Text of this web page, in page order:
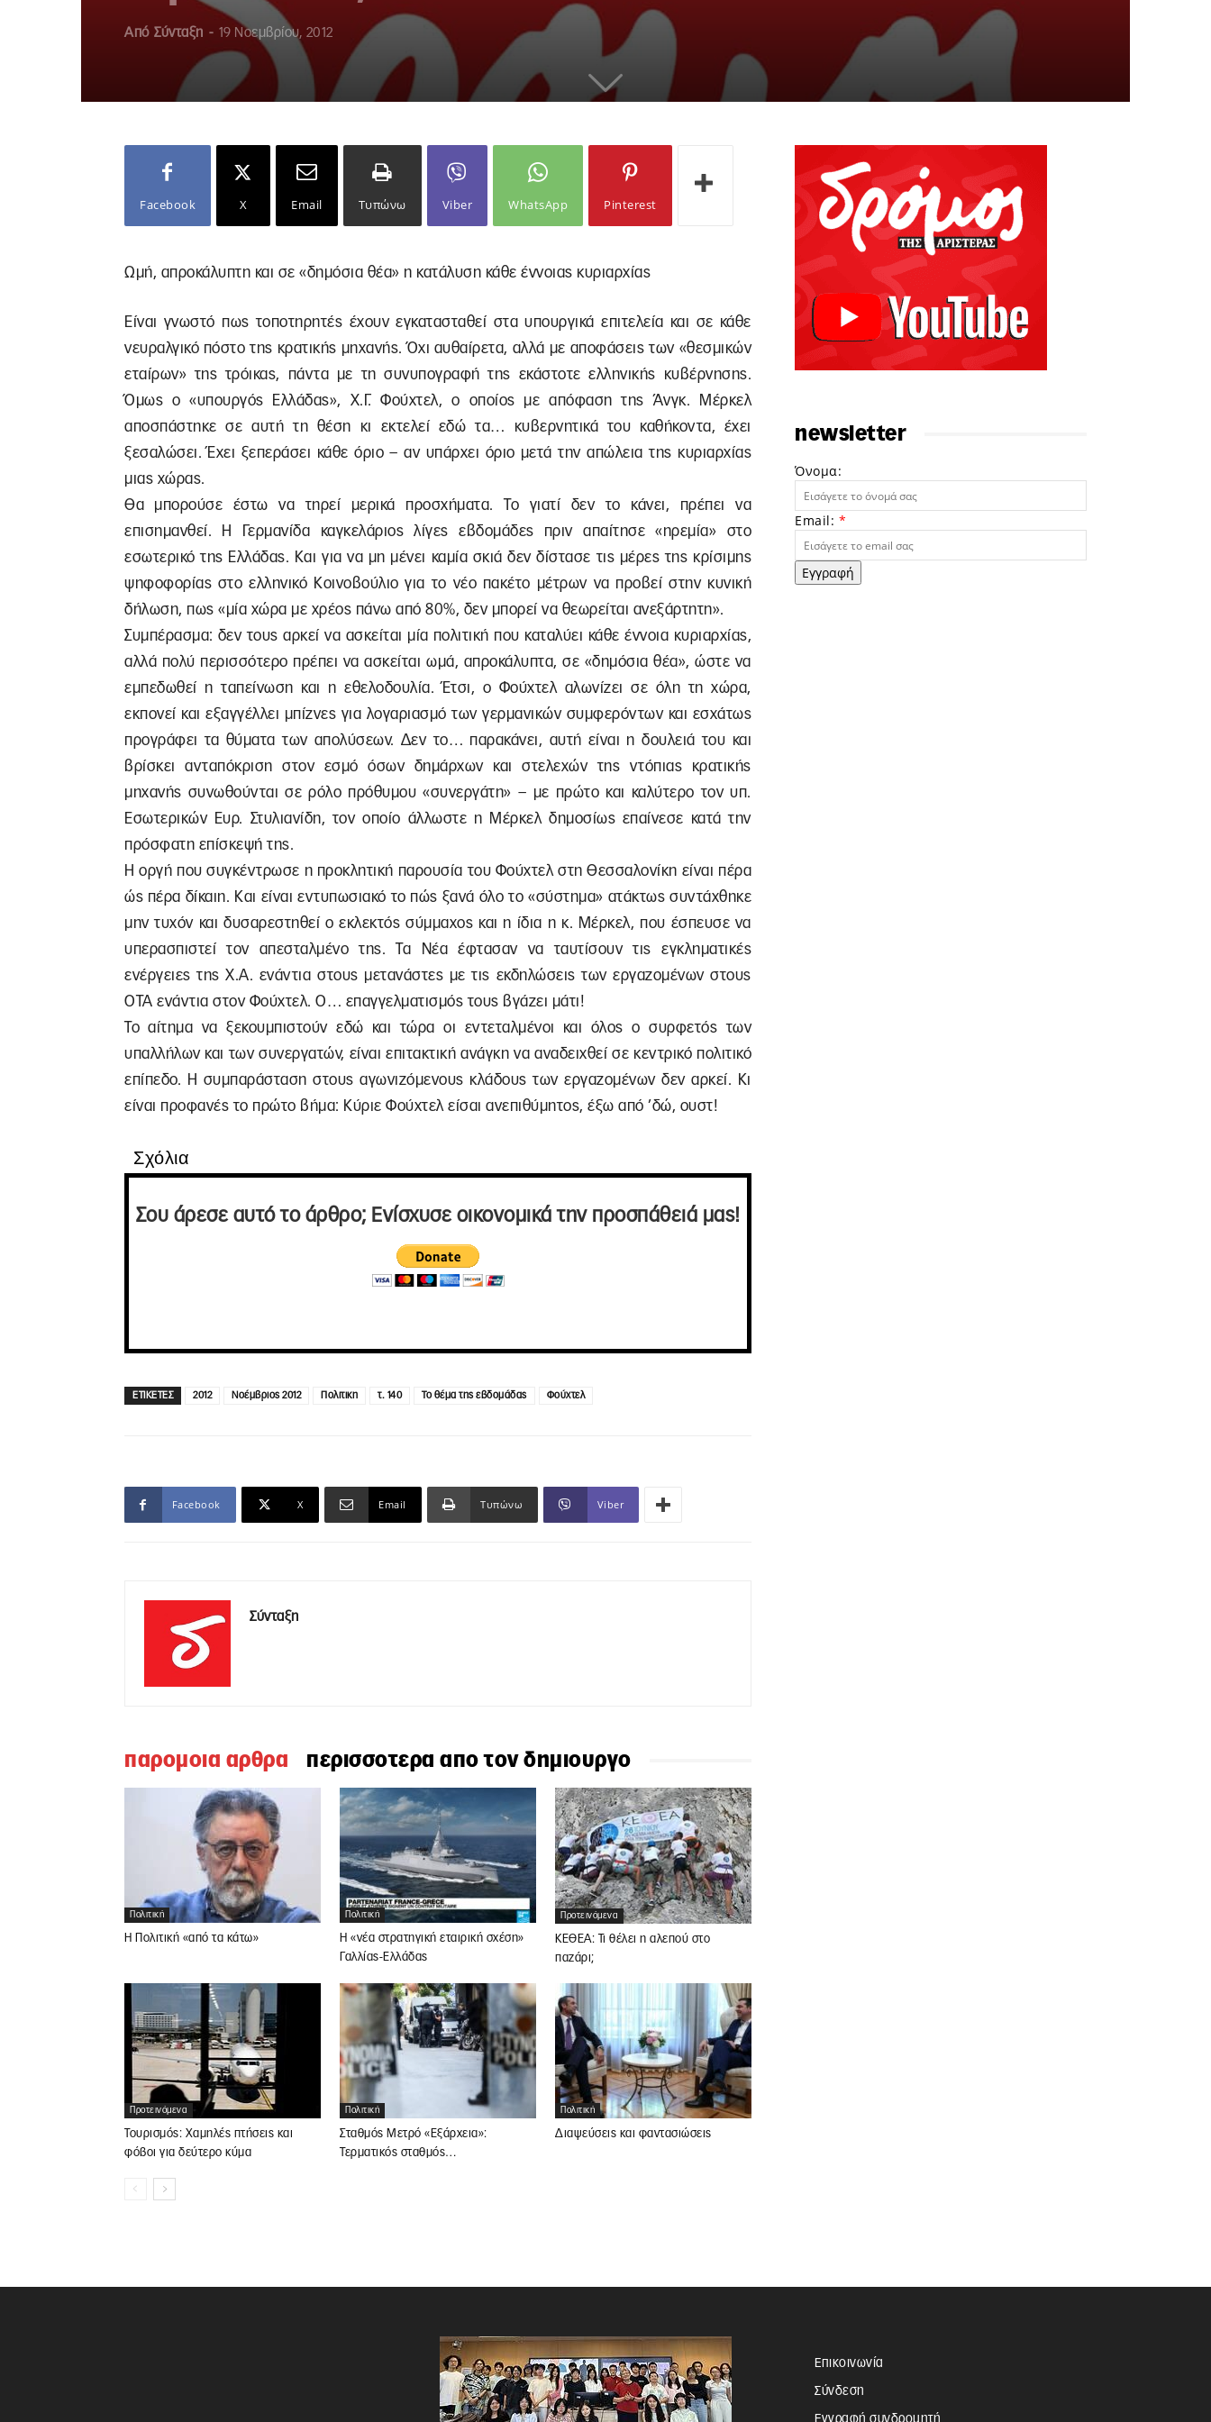
Από Σύνταξη - 19 Νοεμβρίου, 2012
Facebook X Email Τυπώνω Viber WhatsApp Pinterest
Ωμή, απροκάλυπτη και σε «δημόσια θέα» η κατάλυση κάθε έννοιας κυριαρχίας
Είναι γνωστό πως τοποτηρητές έχουν εγκατασταθεί στα υπουργικά επιτελεία και σε κάθε
νευραλγικό πόστο της κρατικής μηχανής. Όχι αυθαίρετα, αλλά με αποφάσεις των «θεσμικών
εταίρων» της τρόικας, πάντα με τη συνυπογραφή της εκάστοτε ελληνικής κυβέρνησης.
Όμως ο «υπουργός Ελλάδας», Χ.Γ. Φούχτελ, ο οποίος με απόφαση της Άνγκ. Μέρκελ
αποσπάστηκε σε αυτή τη θέση κι εκτελεί εδώ τα… κυβερνητικά του καθήκοντα, έχει
ξεσαλώσει. Έχει ξεπεράσει κάθε όριο – αν υπάρχει όριο μετά την απώλεια της κυριαρχίας
μιας χώρας.
Θα μπορούσε έστω να τηρεί μερικά προσχήματα. Το γιατί δεν το κάνει, πρέπει να
επισημανθεί. Η Γερμανίδα καγκελάριος λίγες εβδομάδες πριν απαίτησε «ηρεμία» στο
εσωτερικό της Ελλάδας. Και για να μη μένει καμία σκιά δεν δίστασε τις μέρες της κρίσιμης
ψηφοφορίας στο ελληνικό Κοινοβούλιο για το νέο πακέτο μέτρων να προβεί στην κυνική
δήλωση, πως «μία χώρα με χρέος πάνω από 80%, δεν μπορεί να θεωρείται ανεξάρτητη».
Συμπέρασμα: δεν τους αρκεί να ασκείται μία πολιτική που καταλύει κάθε έννοια κυριαρχίας,
αλλά πολύ περισσότερο πρέπει να ασκείται ωμά, απροκάλυπτα, σε «δημόσια θέα», ώστε να
εμπεδωθεί η ταπείνωση και η εθελοδουλία. Έτσι, ο Φούχτελ αλωνίζει σε όλη τη χώρα,
εκπονεί και εξαγγέλλει μπίζνες για λογαριασμό των γερμανικών συμφερόντων και εσχάτως
προγράφει τα θύματα των απολύσεων. Δεν το… παρακάνει, αυτή είναι η δουλειά του και
βρίσκει ανταπόκριση στον εσμό όσων δημάρχων και στελεχών της ντόπιας κρατικής
μηχανής συνωθούνται σε ρόλο πρόθυμου «συνεργάτη» – με πρώτο και καλύτερο τον υπ.
Εσωτερικών Ευρ. Στυλιανίδη, τον οποίο άλλωστε η Μέρκελ δημοσίως επαίνεσε κατά την
πρόσφατη επίσκεψή της.
Η οργή που συγκέντρωσε η προκλητική παρουσία του Φούχτελ στη Θεσσαλονίκη είναι πέρα
ώς πέρα δίκαιη. Και είναι εντυπωσιακό το πώς ξανά όλο το «σύστημα» ατάκτως συντάχθηκε
μην τυχόν και δυσαρεστηθεί ο εκλεκτός σύμμαχος και η ίδια η κ. Μέρκελ, που έσπευσε να
υπερασπιστεί τον απεσταλμένο της. Τα Νέα έφτασαν να ταυτίσουν τις εγκληματικές
ενέργειες της Χ.Α. ενάντια στους μετανάστες με τις εκδηλώσεις των εργαζομένων στους
ΟΤΑ ενάντια στον Φούχτελ. Ο… επαγγελματισμός τους βγάζει μάτι!
Το αίτημα να ξεκουμπιστούν εδώ και τώρα οι εντεταλμένοι και όλος ο συρφετός των
υπαλλήλων και των συνεργατών, είναι επιτακτική ανάγκη να αναδειχθεί σε κεντρικό πολιτικό
επίπεδο. Η συμπαράσταση στους αγωνιζόμενους κλάδους των εργαζομένων δεν αρκεί. Κι
είναι προφανές το πρώτο βήμα: Κύριε Φούχτελ είσαι ανεπιθύμητος, έξω από ’δώ, ουστ!
Σχόλια
Σου άρεσε αυτό το άρθρο; Ενίσχυσε οικονομικά την προσπάθειά μας!
ΕΤΙΚΕΤΕΣ 2012 Νοέμβριος 2012 Πολιτικη τ. 140 Το θέμα της εβδομάδας Φούχτελ
Facebook X Email Τυπώνω Viber
Σύνταξη
παρομοια αρθρα περισσοτερα απο τον δημιουργο
Πολιτική
Η Πολιτική «από τα κάτω»
Πολιτική
Η «νέα στρατηγική εταιρική σχέση»
Γαλλίας-Ελλάδας
Προτεινόμενα
ΚΕΘΕΑ: Τι θέλει η αλεπού στο
παζάρι;
Προτεινόμενα
Τουρισμός: Χαμηλές πτήσεις και
φόβοι για δεύτερο κύμα
Πολιτική
Σταθμός Μετρό «Εξάρχεια»:
Τερματικός σταθμός…
Πολιτική
Διαψεύσεις και φαντασιώσεις
newsletter
Όνομα:
Email: *
Εγγραφή
Επικοινωνία
Σύνδεση